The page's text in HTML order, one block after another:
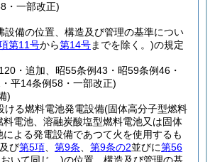
・一部改正)
設備の位置、構造及び管理の基準につい
第11号から第14号までを除く。)の規定
・追加、昭55条例43・昭59条例46・
平14条例58・一部改正)
)
ける燃料電池発電設備(固体高分子型燃料
料電池、溶融炭酸塩型燃料電池又は固体
よる発電設備であつて火を使用するも
及び第5項 第9条 第9条の2並びに第56